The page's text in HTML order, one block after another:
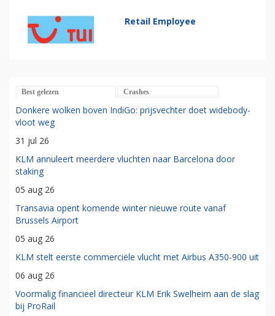
Retail Employee
Best gelezen Crashes
Donkere wolken boven IndiGo: prijsvechter doet widebody-
vloot weg
31 jul 26
KLM annuleert meerdere vluchten naar Barcelona door
staking
05 aug 26
Transavia opent komende winter nieuwe route vanaf
Brussels Airport
05 aug 26
KLM stelt eerste commerciële vlucht met Airbus A350-900 uit
06 aug 26
Voormalig financieel directeur KLM Erik Swelheim aan de slag
bij ProRail